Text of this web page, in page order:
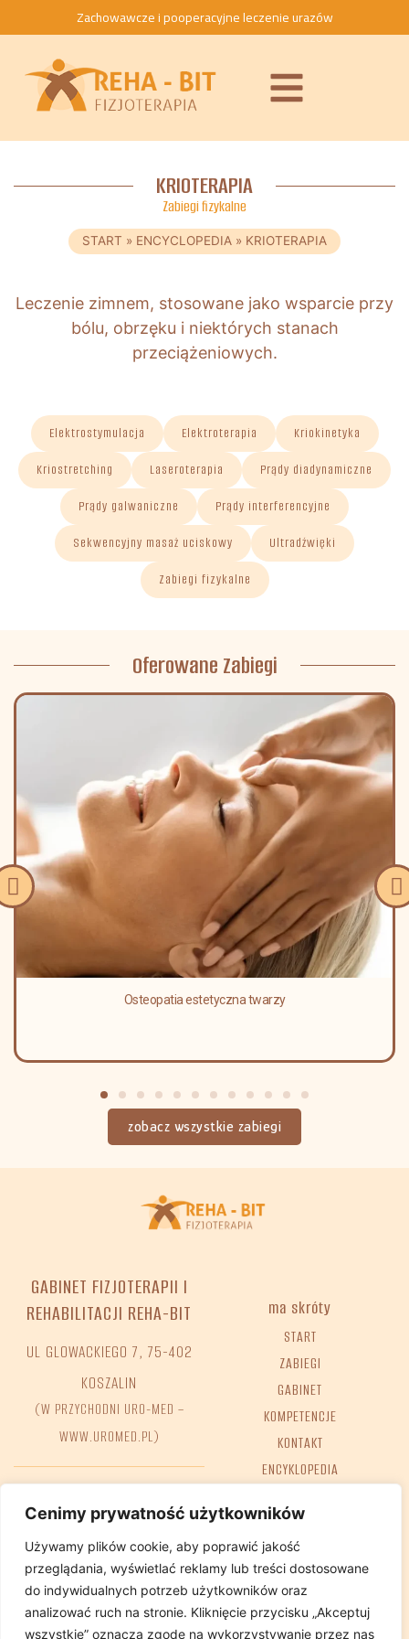
Cenimy prywatność użytkowników
Używamy plików cookie, aby poprawić jakość
przeglądania, wyświetlać reklamy lub treści dostosowane
do indywidualnych potrzeb użytkowników oraz
analizować ruch na stronie. Kliknięcie przycisku „Akceptuj
wszystkie” oznacza zgodę na wykorzystywanie przez nas
Zachowawcze i pooperacyjne leczenie urazów
KRIOTERAPIA
Zabiegi fizykalne
START » ENCYCLOPEDIA » KRIOTERAPIA
Leczenie zimnem, stosowane jako wsparcie przy
bólu, obrzęku i niektórych stanach
przeciążeniowych.
Elektrostymulacja Elektroterapia Kriokinetyka
Kriostretching Laseroterapia Prądy diadynamiczne
Prądy galwaniczne Prądy interferencyjne
Sekwencyjny masaż uciskowy Ultradźwięki
Zabiegi fizykalne
Oferowane Zabiegi
Osteopatia estetyczna twarzy
zobacz wszystkie zabiegi
GABINET FIZJOTERAPII I
REHABILITACJI REHA-BIT
UL GLOWACKIEGO 7, 75-402
KOSZALIN
(W PRZYCHODNI URO-MED –
WWW.UROMED.PL)
Tel. +48 698 68 02 38
e-mail:GABINET@REHA-BIT.PL
ma skróty
START
ZABIEGI
GABINET
KOMPETENCJE
KONTAKT
ENCYKLOPEDIA
Deklaracja dostępności Polityka Prywatnosci